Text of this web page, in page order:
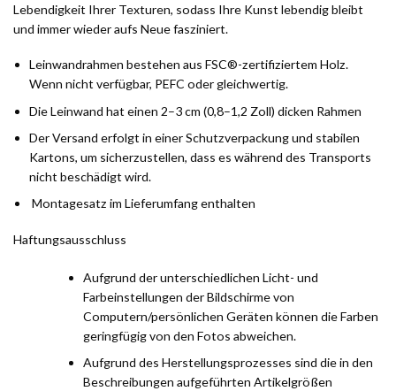
Lebendigkeit Ihrer Texturen, sodass Ihre Kunst lebendig bleibt
und immer wieder aufs Neue fasziniert.
Leinwandrahmen bestehen aus FSC®-zertifiziertem Holz.
Wenn nicht verfügbar, PEFC oder gleichwertig.
Die Leinwand hat einen 2–3 cm (0,8–1,2 Zoll) dicken Rahmen
Der Versand erfolgt in einer Schutzverpackung und stabilen
Kartons, um sicherzustellen, dass es während des Transports
nicht beschädigt wird.
Montagesatz im Lieferumfang enthalten
Haftungsausschluss
Aufgrund der unterschiedlichen Licht- und
Farbeinstellungen der Bildschirme von
Computern/persönlichen Geräten können die Farben
geringfügig von den Fotos abweichen.
Aufgrund des Herstellungsprozesses sind die in den
Beschreibungen aufgeführten Artikelgrößen